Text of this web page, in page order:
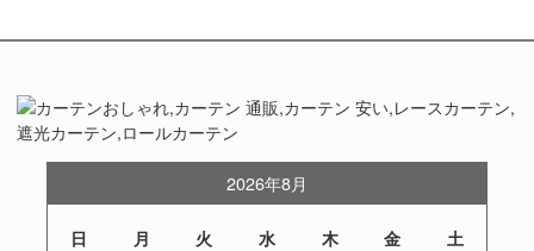
2026年8月
日 月 火 水 木 金 土